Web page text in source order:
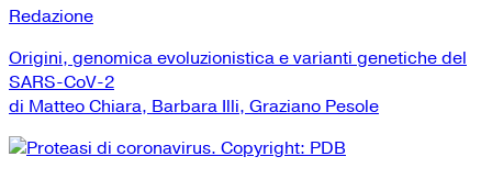
Redazione
Origini, genomica evoluzionistica e varianti genetiche del
SARS-CoV-2
di Matteo Chiara, Barbara Illi, Graziano Pesole